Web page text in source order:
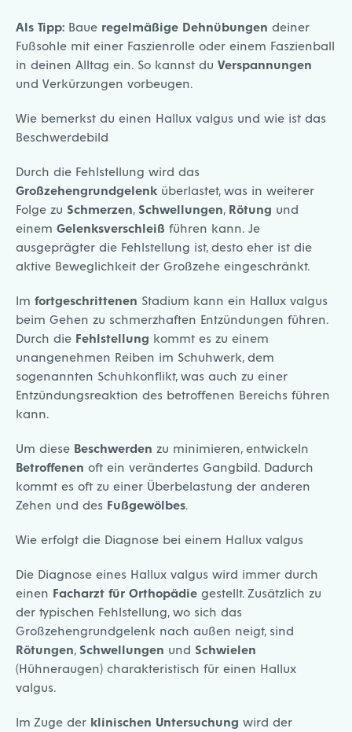
Als Tipp: Baue regelmäßige Dehnübungen deiner
Fußsohle mit einer Faszienrolle oder einem Faszienball
in deinen Alltag ein. So kannst du Verspannungen
und Verkürzungen vorbeugen.
Wie bemerkst du einen Hallux valgus und wie ist das
Beschwerdebild
Durch die Fehlstellung wird das
Großzehengrundgelenk überlastet, was in weiterer
Folge zu Schmerzen, Schwellungen, Rötung und
einem Gelenksverschleiß führen kann. Je
ausgeprägter die Fehlstellung ist, desto eher ist die
aktive Beweglichkeit der Großzehe eingeschränkt.
Im fortgeschrittenen Stadium kann ein Hallux valgus
beim Gehen zu schmerzhaften Entzündungen führen.
Durch die Fehlstellung kommt es zu einem
unangenehmen Reiben im Schuhwerk, dem
sogenannten Schuhkonflikt, was auch zu einer
Entzündungsreaktion des betroffenen Bereichs führen
kann.
Um diese Beschwerden zu minimieren, entwickeln
Betroffenen oft ein verändertes Gangbild. Dadurch
kommt es oft zu einer Überbelastung der anderen
Zehen und des Fußgewölbes.
Wie erfolgt die Diagnose bei einem Hallux valgus
Die Diagnose eines Hallux valgus wird immer durch
einen Facharzt für Orthopädie gestellt. Zusätzlich zu
der typischen Fehlstellung, wo sich das
Großzehengrundgelenk nach außen neigt, sind
Rötungen, Schwellungen und Schwielen
(Hühneraugen) charakteristisch für einen Hallux
valgus.
Im Zuge der klinischen Untersuchung wird der